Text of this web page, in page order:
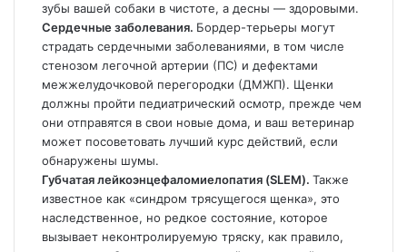
зубы вашей собаки в чистоте, а десны — здоровыми.
Сердечные заболевания. Бордер-терьеры могут
страдать сердечными заболеваниями, в том числе
стенозом легочной артерии (ПС) и дефектами
межжелудочковой перегородки (ДМЖП). Щенки
должны пройти педиатрический осмотр, прежде чем
они отправятся в свои новые дома, и ваш ветеринар
может посоветовать лучший курс действий, если
обнаружены шумы.
Губчатая лейкоэнцефаломиелопатия (SLEM). Также
известное как «синдром трясущегося щенка», это
наследственное, но редкое состояние, которое
вызывает неконтролируемую тряску, как правило,